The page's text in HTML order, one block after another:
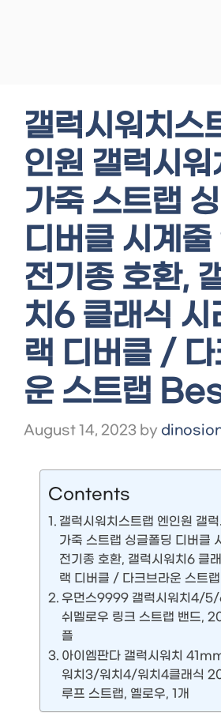
갤럭시워치스
인원 갤럭시
가죽 스트랩
디버클 시계
전기종 호환,
치6 클래식 시
랙 디버클 /
운 스트랩
August 14, 2023 by
Contents
갤럭시워치스트랩 엔인원 갤
가죽 스트랩 싱글폴딩 디버클
전기종 호환, 갤럭시워치6 클
랙 디버클 / 다크브라운 스트랩
우먼스9999 갤럭시워치4/5/
쉬멜로우 링크 스트랩 밴드,
플
아이엠판다 갤럭시워치
워치3/워치4/워치4클래식
루프 스트랩, 옐로우, 1개